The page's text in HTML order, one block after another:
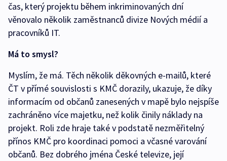
čas, který projektu během inkriminovaných dní
věnovalo několik zaměstnanců divize Nových médií a
pracovníků IT.
Má to smysl?
Myslím, že má. Těch několik děkovných e-mailů, které
ČT v přímé souvislosti s KMČ dorazily, ukazuje, že díky
informacím od občanů zanesených v mapě bylo nejspíše
zachráněno více majetku, než kolik činily náklady na
projekt. Roli zde hraje také v podstatě nezměřitelný
přínos KMČ pro koordinaci pomoci a včasné varování
občanů. Bez dobrého jména České televize, její